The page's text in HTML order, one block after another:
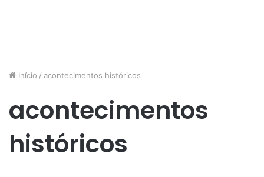
Início / acontecimentos históricos
acontecimentos
históricos